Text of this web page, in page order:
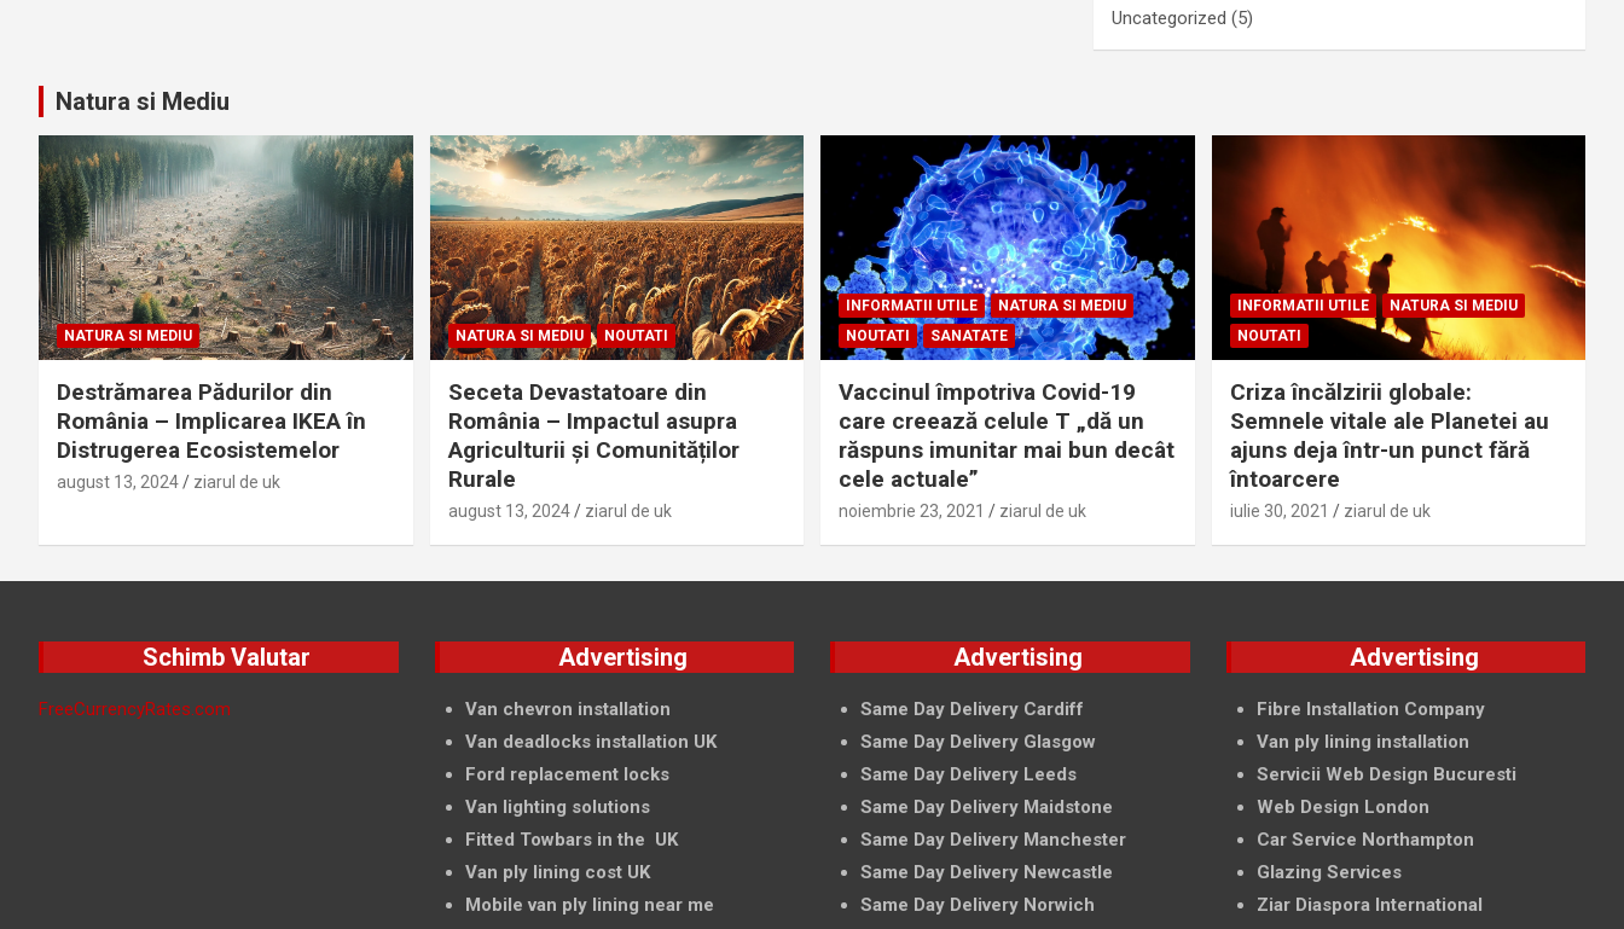
Uncategorized (5)
Natura si Mediu
NATURA SI MEDIU
Destrămarea Pădurilor din
România – Implicarea IKEA în
Distrugerea Ecosistemelor
august 13, 2024 ziarul de uk
NATURA SI MEDIU NOUTATI
Seceta Devastatoare din
România – Impactul asupra
Agriculturii și Comunităților
Rurale
august 13, 2024 ziarul de uk
INFORMATII UTILE
NATURA SI MEDIU
NOUTATI
SANATATE
Vaccinul împotriva Covid-19
care creează celule T „dă un
răspuns imunitar mai bun decât
cele actuale”
noiembrie 23, 2021 ziarul de uk
INFORMATII UTILE
NATURA SI MEDIU
NOUTATI
Criza încălzirii globale:
Semnele vitale ale Planetei au
ajuns deja într-un punct fără
întoarcere
iulie 30, 2021 ziarul de uk
Schimb Valutar
FreeCurrencyRates.com
Advertising
Van chevron installation
Van deadlocks installation UK
Ford replacement locks
Van lighting solutions
Fitted Towbars in the UK
Van ply lining cost UK
Mobile van ply lining near me
Advertising
Same Day Delivery Cardiff
Same Day Delivery Glasgow
Same Day Delivery Leeds
Same Day Delivery Maidstone
Same Day Delivery Manchester
Same Day Delivery Newcastle
Same Day Delivery Norwich
Advertising
Fibre Installation Company
Van ply lining installation
Servicii Web Design Bucuresti
Web Design London
Car Service Northampton
Glazing Services
Ziar Diaspora International